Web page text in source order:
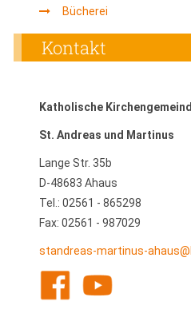
Bücherei
Kontakt
Katholische
St. Andreas und Martinus
Lange Str. 35b
D-48683 Ahaus
Tel.: 02561 - 865298
Fax: 02561 - 987029
standreas-martinus-